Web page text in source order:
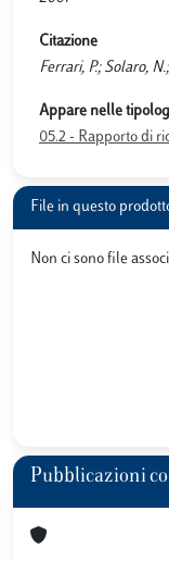
Citazione
Ferrari, P.; Solaro,
Appare nelle
05.2 - Rapporto di
File in questo
Non ci sono file
Pubblicazioni